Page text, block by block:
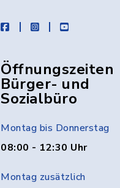
facebookinstagramyoutube
Öffnungszeiten
Bürger- und
Sozialbüro
Montag bis Donnerstag
08:00 - 12:30 Uhr
Montag zusätzlich